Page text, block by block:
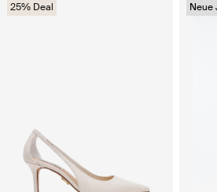
25% Deal Neue